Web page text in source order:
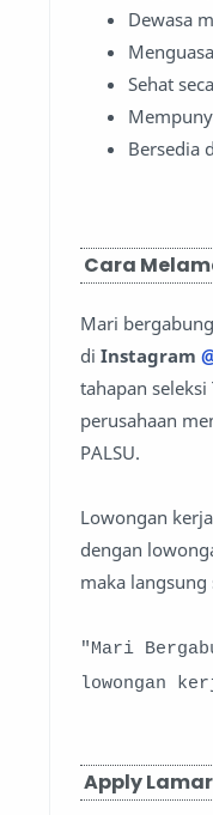
Dewasa
Sehat
Bersedia
Cara
Mari
di Instagram
tahapan
perusahaan
PALSU.
Lowongan
dengan
maka
"Mari
lowongan
Apply